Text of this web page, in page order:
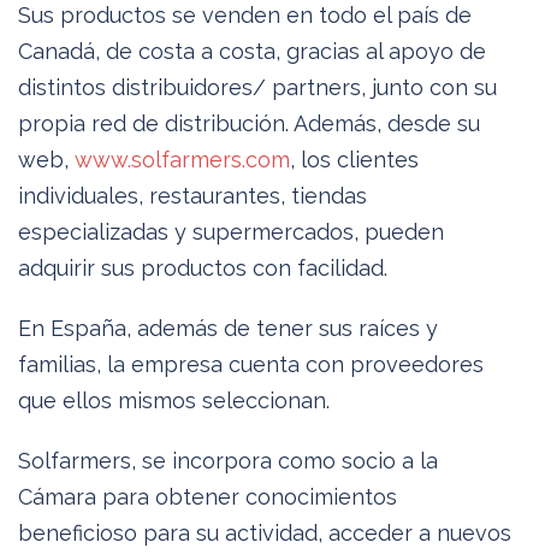
Sus productos se venden en todo el país de
Canadá, de costa a costa, gracias al apoyo de
distintos distribuidores/ partners, junto con su
propia red de distribución. Además, desde su
web, www.solfarmers.com, los clientes
individuales, restaurantes, tiendas
especializadas y supermercados, pueden
adquirir sus productos con facilidad.
En España, además de tener sus raíces y
familias, la empresa cuenta con proveedores
que ellos mismos seleccionan.
Solfarmers, se incorpora como socio a la
Cámara para obtener conocimientos
beneficioso para su actividad, acceder a nuevos